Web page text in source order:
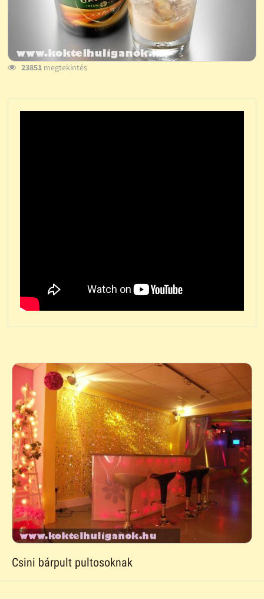
23851megtekintés
Csini bárpult pultosoknak